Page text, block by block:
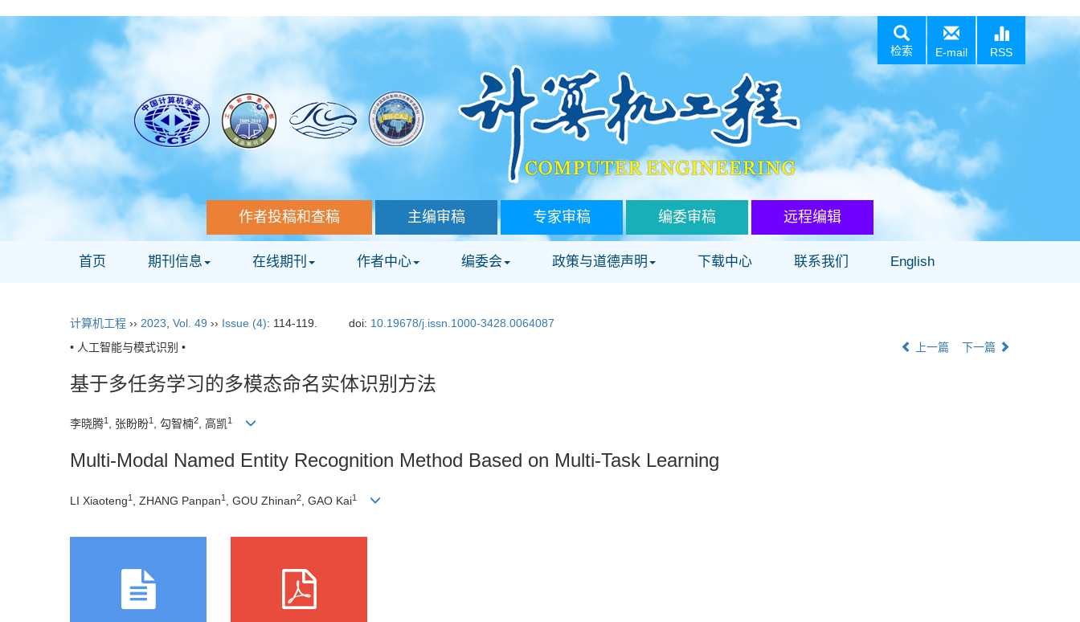
检索 E-mail RSS
作者投稿和查稿 主编审稿 专家审稿 编委审稿 远程编辑
首页 期刊信息 在线期刊 作者中心 编委会 政策与道德声明 下载中心 联系我们 English
计算机工程 ›› 2023 Vol. 49 ›› Issue (4): 114-119. doi: 10.19678/j.issn.1000-3428.0064087
• 人工智能与模式识别 •
上一篇 下一篇
基于多任务学习的多模态命名实体识别方法
李晓腾1 , 张盼盼1 , 勾智楠2, 高凯1
Multi-Modal Named Entity Recognition Method Based on Multi-Task Learning
LI Xiaoteng1 , ZHANG Panpan1 , GOU Zhinan2 , GAO Kai1